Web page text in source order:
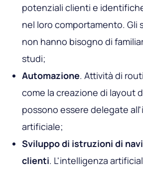
potenziali clienti e
nel loro comportamento. Gli
non hanno bisogno di
studi;
Automazione. Attività di
come la creazione di layout
possono essere delegate
artificiale;
Sviluppo di istruzioni di
clienti. L'intelligenza